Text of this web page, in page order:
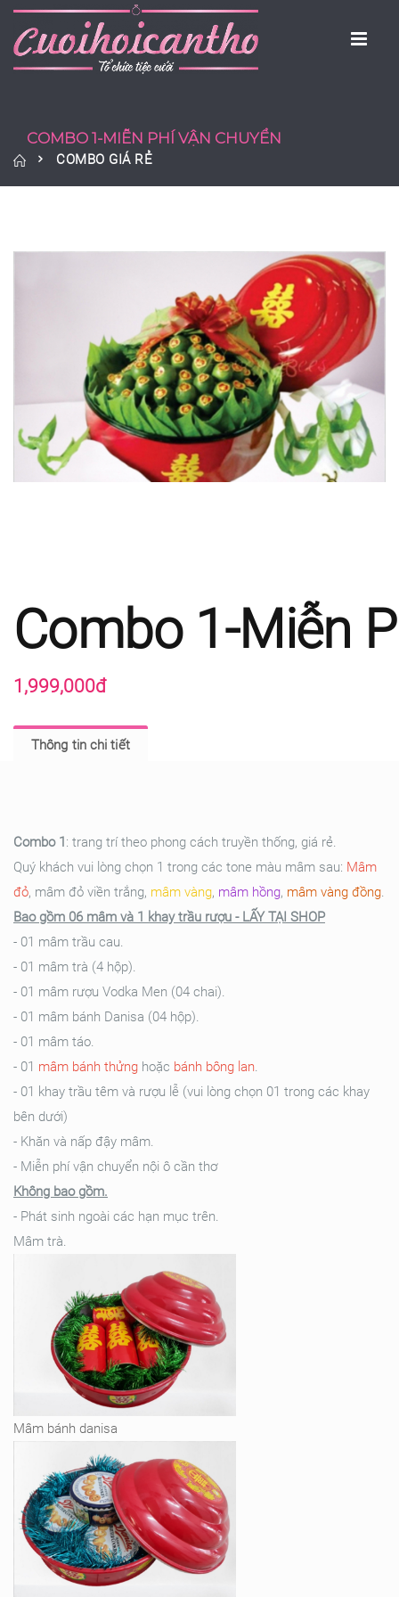
COMBO 1-MIỄN PHÍ VẬN CHUYỂN
COMBO GIÁ RẺ
Combo 1-Miễn
1,999,000đ
Thông tin chi tiết
Combo 1: trang trí theo phong cách truyền thống, giá rẻ.
Quý khách vui lòng chọn 1 trong các tone màu mâm sau: Mâm
đỏ, mâm đỏ viền trắng, mâm vàng, mâm hồng, mâm vàng đồng.
Bao gồm 06 mâm và 1 khay trầu rượu - LẤY TẠI SHOP
- 01 mâm trầu cau.
- 01 mâm trà (4 hộp).
- 01 mâm rượu Vodka Men (04 chai).
- 01 mâm bánh Danisa (04 hộp).
- 01 mâm táo.
- 01 mâm bánh thửng hoặc bánh bông lan.
- 01 khay trầu têm và rượu lễ (vui lòng chọn 01 trong các khay
bên dưới)
- Khăn và nấp đậy mâm.
- Miễn phí vận chuyển nội ô cần thơ
Không bao gồm.
- Phát sinh ngoài các hạn mục trên.
Mâm trà.
Mâm bánh danisa